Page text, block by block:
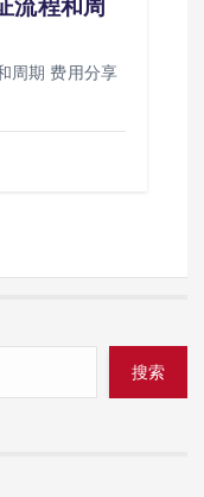
流程和周
周期 费用分享
搜索